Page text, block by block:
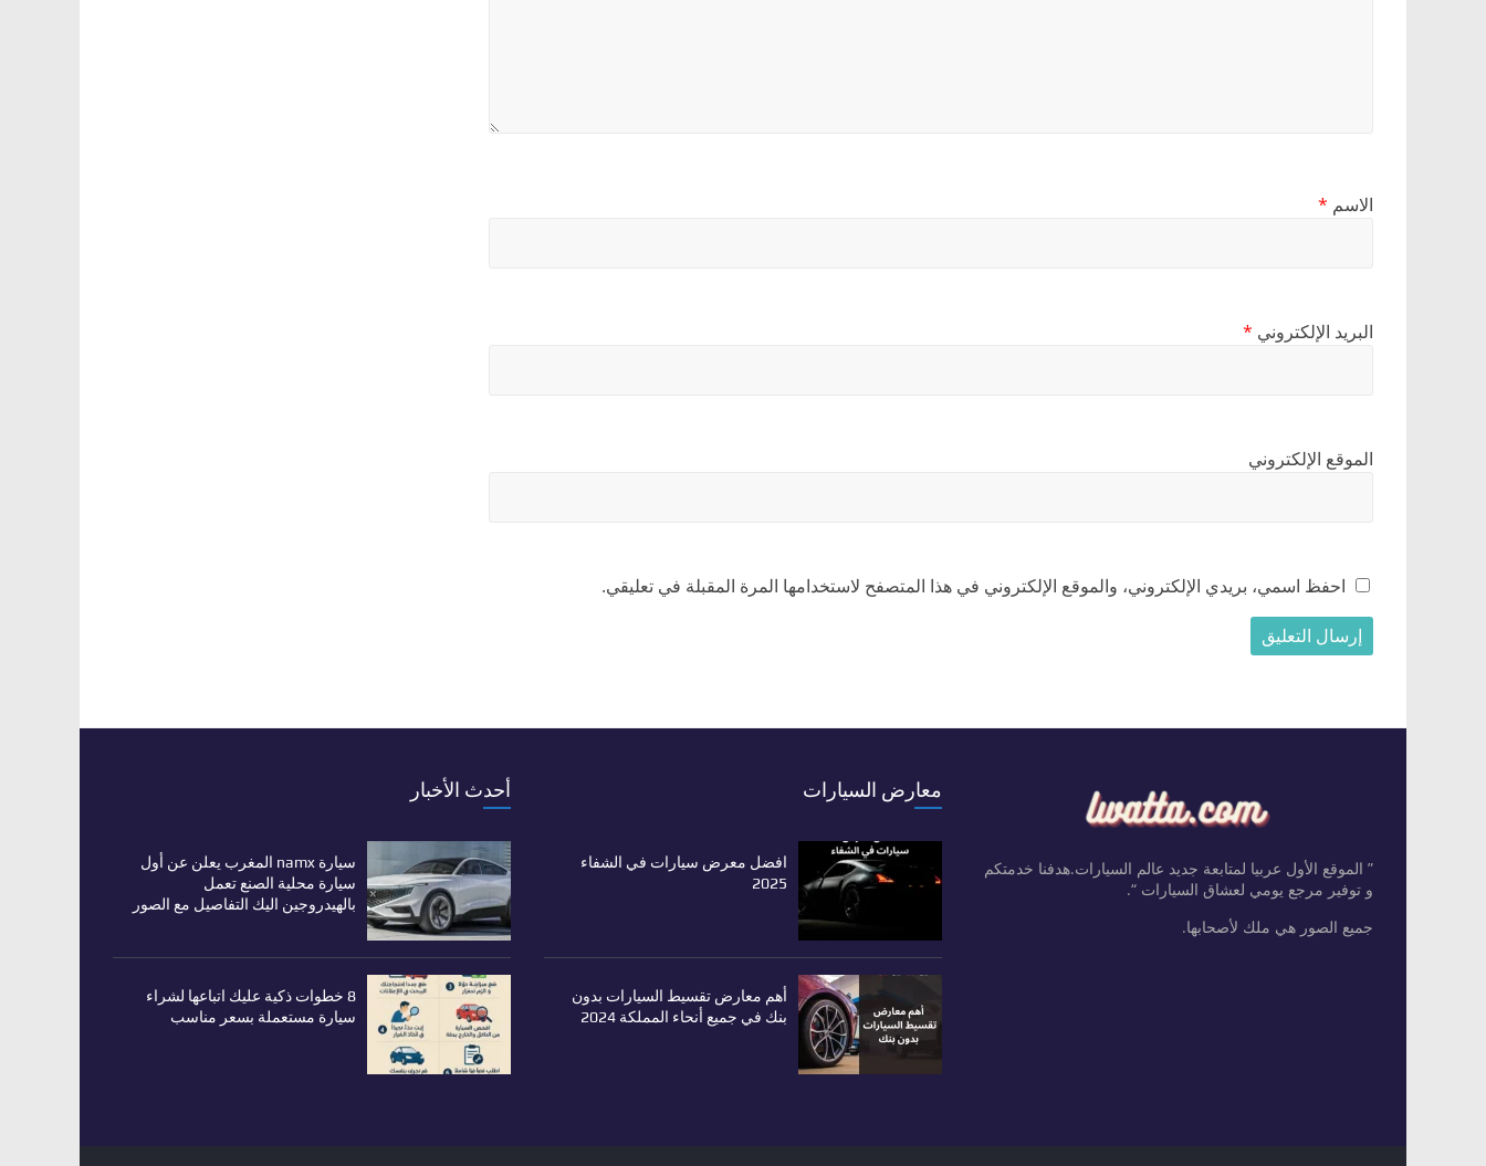
الاسم *
البريد الإلكتروني *
الموقع الإلكتروني
احفظ اسمي، بريدي الإلكتروني، والموقع الإلكتروني في هذا المتصفح لاستخدامها المرة المقبلة في تعليقي.
” الموقع الأول عربيا لمتابعة جديد عالم السيارات.هدفنا خدمتكم
و توفير مرجع يومي لعشاق السيارات “.
جميع الصور هي ملك لأصحابها.
معارض السيارات
افضل معرض سيارات في الشفاء
2025
أهم معارض تقسيط السيارات بدون
بنك في جميع أنحاء المملكة 2024
أحدث الأخبار
سيارة namx المغرب يعلن عن أول
سيارة محلية الصنع تعمل
بالهيدروجين اليك التفاصيل مع الصور
8 خطوات ذكية عليك اتباعها لشراء
سيارة مستعملة بسعر مناسب